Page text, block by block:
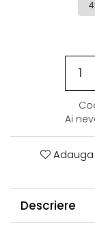
Ai
Descriere